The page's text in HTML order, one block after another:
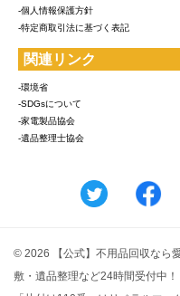
-個人情報保護方針
-特定商取引法に基づく表記
関連リンク
-環境省
-SDGsについて
-家電製品協会
-遺品整理士協会
© 2026 【公式】不用品回収なら
敷・遺品整理など24時間受付中！